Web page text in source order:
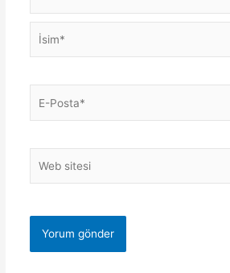
Posta*
sitesi